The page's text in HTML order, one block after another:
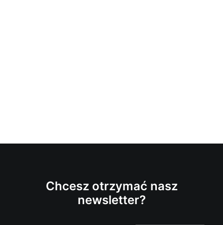
Chcesz otrzymać nasz
newsletter?